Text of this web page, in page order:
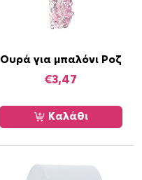
Ουρά για μπαλόνι Ροζ
€3,47
Καλάθι